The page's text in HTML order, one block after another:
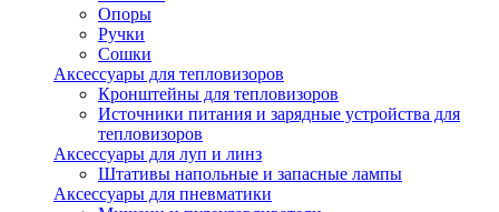
Опоры
Ручки
Сошки
Аксессуары для тепловизоров
Кронштейны для тепловизоров
Источники питания и зарядные устройства для
тепловизоров
Аксессуары для луп и линз
Штативы напольные и запасные лампы
Аксессуары для пневматики